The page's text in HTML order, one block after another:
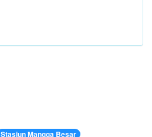
Stasiun Mangga Besar